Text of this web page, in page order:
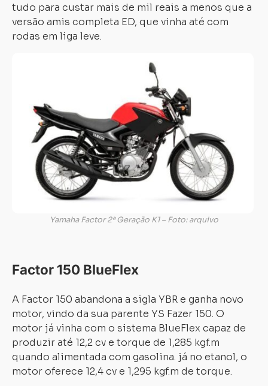
tudo para custar mais de mil reais a menos que a
versão amis completa ED, que vinha até com
rodas em liga leve.
Yamaha Factor 2ª Geração K1 – Foto: arquivo
Factor 150 BlueFlex
A Factor 150 abandona a sigla YBR e ganha novo
motor, vindo da sua parente YS Fazer 150. O
motor já vinha com o sistema BlueFlex capaz de
produzir até 12,2 cv e torque de 1,285 kgf.m
quando alimentada com gasolina. já no etanol, o
motor oferece 12,4 cv e 1,295 kgf.m de torque.
Carregando...
Carregando...